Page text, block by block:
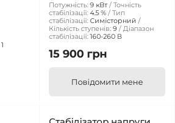
1
Потужність: 9 кВт
Точність
стабілізації: 4.5 %
Тип
стабілізації: Симісторний
Кількість ступенів: 9
Діапазон
стабілізації: 160-260 В
15 900 грн
Повідомити мене